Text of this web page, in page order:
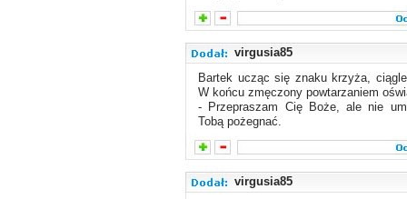
virgusia85
Bartek ucząc się znaku krzyża,
W końcu zmęczony powtarzaniem
- Przepraszam Cię Boże, ale nie
Tobą pożegnać.
virgusia85